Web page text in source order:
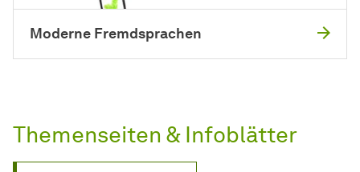
Moderne Fremdsprachen
Themenseiten & Infoblätter